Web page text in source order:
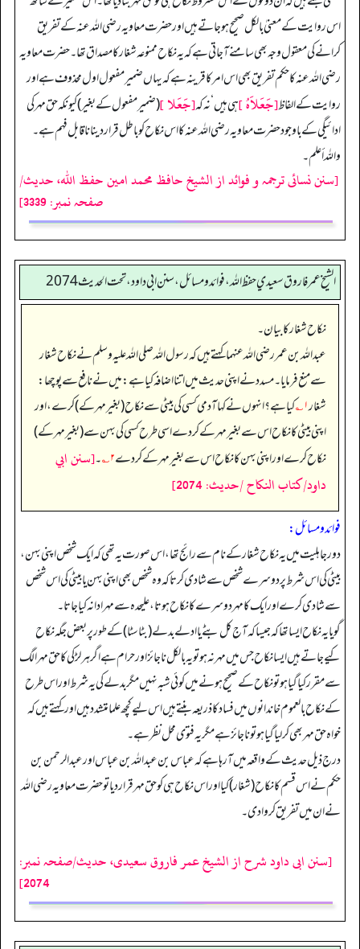
اس روایت کے معنیٰ بالکل صحیح ہوجاتے ہیں اور حضرت معاویہ رضی اللہ عنہ کے تفریق
کرانے کی معقول وجہ بھی سامنے آجاتی ہے کہ یہ نکاح ممنوعہ شغار کا مصداق تھا۔ حضرت معاویہ
رضی اللہ عنہ کا حکم تفریق بھی اس امر کا قرینہ ہے کہ یہاں ضمیر مفعول اول محذوف ہے اور
روایت کے الفاظ[جَعَلاَہُ ]ہی ہیں‘ نہ کہ[جَعَلا ](ضمیرمفعول کے بغیر) کیونکہ حق مہر کی
ادائیگی کے باوجود حضرت معاویہ رضی اللہ عنہ کا اس نکاح کو باطل قراردینا ناقابل فہم ہے۔
واللہ أعلم۔
[سنن نسائی ترجمہ و فوائد از الشیخ حافظ محمد امین حفظ اللہ، حدیث/
صفحہ نمبر: 3339]
الشيخ عمر فاروق سعيدي حفظ الله، فوائد و مسائل، سنن ابي داود ، تحت الحديث 2074
نکاح شغار کا بیان۔
عبداللہ بن عمر رضی اللہ عنہما کہتے ہیں کہ رسول اللہ صلی اللہ علیہ وسلم نے نکاح شغار
سے منع فرمایا۔ مسدد نے اپنی حدیث میں اتنا اضافہ کیا ہے: میں نے نافع سے پوچھا:
شغار۱؎ کیا ہے؟ انہوں نے کہا آدمی کسی کی بیٹی سے نکاح (بغیر مہر کے) کرے، اور
اپنی بیٹی کا نکاح اس سے بغیر مہر کے کر دے اسی طرح کسی کی بہن سے (بغیر مہر کے)
نکاح کرے اور اپنی بہن کا نکاح اس سے بغیر مہر کے کر دے۲؎ ۔[سنن ابي
داود/كتاب النكاح /حدیث: 2074]
فوائد ومسائل:
دورجاہلیت میں یہ نکاح شغار کے نام سے رائج تھا، اس صورت یہ تھی کہ ایک شخص اپنی بہن،
بیٹی کی اس شرط پر دوسرے شخص سے شادی کرتا کہ وہ شخص بھی اپنی بہن یا بیٹی کی اس شخص
سے شادی کرے اور ایک کا مہر دوسرے کا نکاح ہوتا،علیحدہ سے مہر ادا نہ کیا جاتا۔
گویا یہ نکاح ایسا تھا کہ جیسا کہ آج کل بٹے یا ادلے بدلے (بٹاسٹا) کے طور پر بعض جگہ نکاح
کیے جاتے ہیں ایسا نکاح جس میں مہر نہ ہو تو یہ بالکل ناجائز اور حرام ہے اگر ہر لڑکی کا حق مہر الگ
سے مقرر کیا گیا ہو تو نکاح کے صحیح ہونے میں کوئی شبہ نہیں مگر بدلے کی یہ شرط اور اس طرح
کے نکاح بالعموم خاندانوں میں فساد کا ذریعہ بنتے ہیں اس لیے کچھ علما متشدد ہیں اور کہتے ہیں کہ
خواہ حق مہر بھی کر لیا گیا ہو تو ناجائز ہے مگر یہ فتوی محل نظر ہے۔
درج ذیل حدیث کے واقعہ میں آرہا ہے کہ عباس بن عبداللہ بن عباس اورعبدالرحمن بن
حکم نے اس قسم کا نکاح (شغار) کیا اور اس نکاح ہی کو حق مہر قرار دیا تو حضرت معاویہ رضی اللہ
نے ان میں تفریق کروا دی۔
[سنن ابی داود شرح از الشیخ عمر فاروق سعیدی، حدیث/صفحہ نمبر:
2074]